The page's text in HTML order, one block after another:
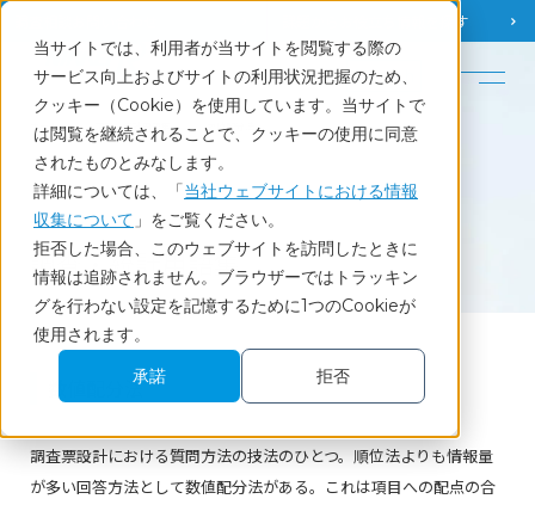
当サイトでは、利用者が当サイトを閲覧する際の
サービス向上およびサイトの利用状況把握のため、
クッキー（Cookie）を使用しています。当サイトで
は閲覧を継続されることで、クッキーの使用に同意
されたものとみなします。
詳細については、「当社ウェブサイトにおける情報
収集について 」をご覧ください。
拒否した場合、このウェブサイトを訪問したときに
情報は追跡されません。ブラウザーではトラッキン
グを行わない設定を記憶するために1つのCookieが
使用されます。
承諾
拒否
お役立ち情報を探す
English
ホーム 調査・統計用語集 数値配分法
Glossary
調査・統計用語集
数値配分法
調査票設計における質問方法の技法のひとつ。順位法よりも情報量
が多い回答方法として数値配分法がある。これは項目への配点の合